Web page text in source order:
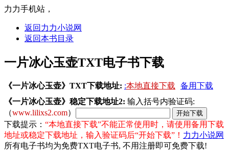
力力手机站，
返回力力小说网
返回本书目录
一片冰心玉壶TXT电子书下载
《一片冰心玉壶》TXT下载地址: :本地直接下载
备用下载
《一片冰心玉壶》稳定下载地址2: 输入括号内验证码:
（www.lilixs2.com）
下载提示： “本地直接下载”不能正常使用时，请使用备用下载
地址或稳定下载地址，输入验证码后“开始下载”！ 力力小说网
所有电子书均为免费TXT电子书, 不用注册即可免费下载!